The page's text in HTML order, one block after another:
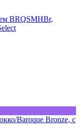
BRQSMHBr,